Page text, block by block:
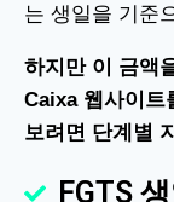
는 생일을 기준
하지만 이 금액
Caixa 웹사이트
보려면 단계별
FGTS